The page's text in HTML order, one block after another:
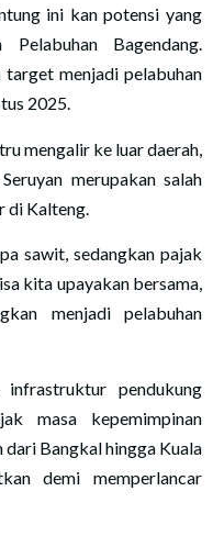
ini kan potensi yang
Bagendang.
menjadi pelabuhan
2025.
mengalir ke luar daerah,
merupakan salah
di Kalteng.
sawit, sedangkan pajak
kita upayakan bersama,
menjadi pelabuhan
pendukung
masa kepemimpinan
dari Bangkal hingga Kuala
demi memperlancar